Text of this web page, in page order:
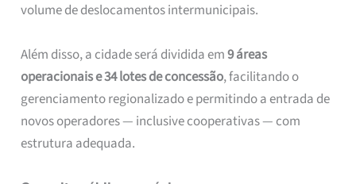
volume de deslocamentos intermunicipais.
Além disso, a cidade será dividida em9 áreas
operacionais e 34 lotes de concessão, facilitando o
gerenciamento regionalizado e permitindo a entrada de
novos operadores — inclusive cooperativas — com
estrutura adequada.